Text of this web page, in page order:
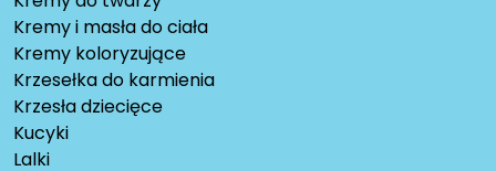
Kremy i masła do ciała
Kremy koloryzujące
Krzesełka do karmienia
Krzesła dziecięce
Kucyki
Lalki